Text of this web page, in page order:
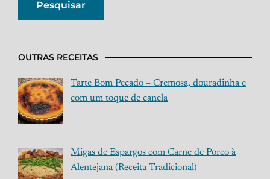
OUTRAS RECEITAS
Tarte Bom Pecado – Cremosa, douradinha e
com um toque de canela
Migas de Espargos com Carne de Porco à
Alentejana (Receita Tradicional)